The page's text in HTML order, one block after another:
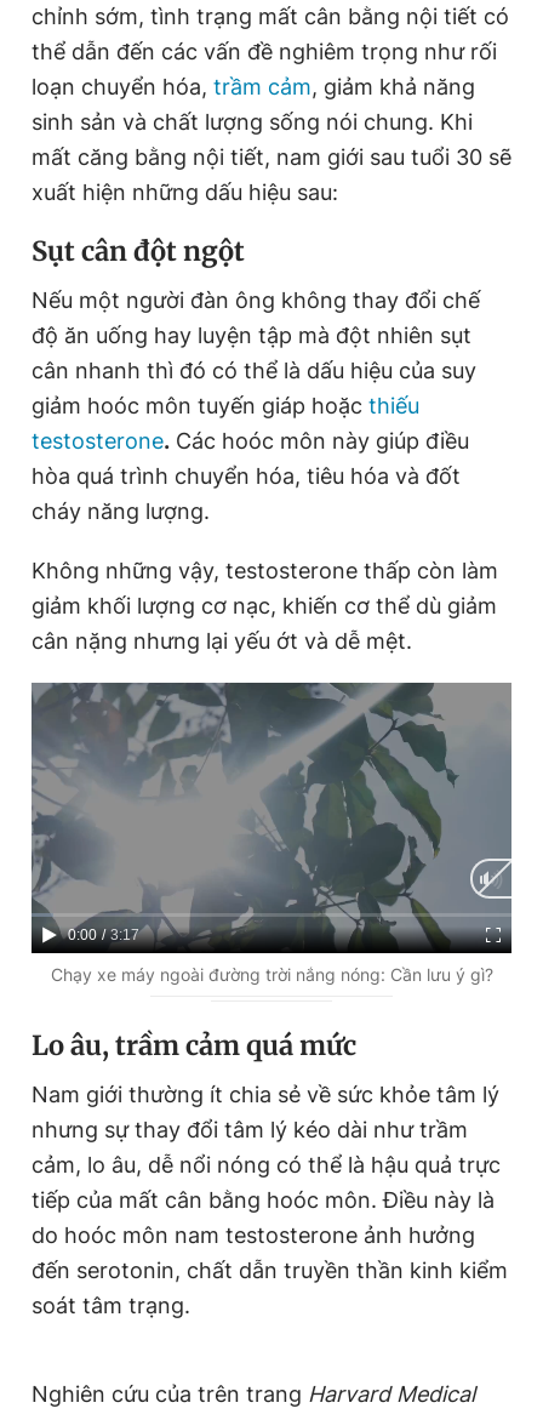
Giấy phép xuất bản số 110/GP - BTTTT cấp ngày 24.3.2020
© 2003-2026 Bản quyền thuộc về Báo Thanh Niên. Cấm sao
chép dưới mọi hình thức nếu không có sự chấp thuận bằng văn
bản. Phát triển bởi ePi Technologies, JSC.
chỉnh sớm, tình trạng mất cân bằng nội tiết có
thể dẫn đến các vấn đề nghiêm trọng như rối
loạn chuyển hóa, trầm cảm, giảm khả năng
sinh sản và chất lượng sống nói chung. Khi
mất căng bằng nội tiết, nam giới sau tuổi 30 sẽ
xuất hiện những dấu hiệu sau:
Sụt cân đột ngột
Nếu một người đàn ông không thay đổi chế
độ ăn uống hay luyện tập mà đột nhiên sụt
cân nhanh thì đó có thể là dấu hiệu của suy
giảm hoóc môn tuyến giáp hoặc thiếu
testosterone. Các hoóc môn này giúp điều
hòa quá trình chuyển hóa, tiêu hóa và đốt
cháy năng lượng.
Không những vậy, testosterone thấp còn làm
giảm khối lượng cơ nạc, khiến cơ thể dù giảm
cân nặng nhưng lại yếu ớt và dễ mệt.
C
u
r
e
0:00 / D
u
a
o
3:17
Chạy xe máy ngoài đường trời nắng nóng: Cần lưu ý gì?
Lo âu, trầm cảm quá mức
Nam giới thường ít chia sẻ về sức khỏe tâm lý
nhưng sự thay đổi tâm lý kéo dài như trầm
cảm, lo âu, dễ nổi nóng có thể là hậu quả trực
tiếp của mất cân bằng hoóc môn. Điều này là
do hoóc môn nam testosterone ảnh hưởng
đến serotonin, chất dẫn truyền thần kinh kiểm
soát tâm trạng.
Nghiên cứu của trên trang Harvard Medical